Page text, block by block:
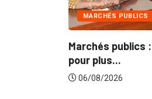
INTÉGRATION
Gestion
du...